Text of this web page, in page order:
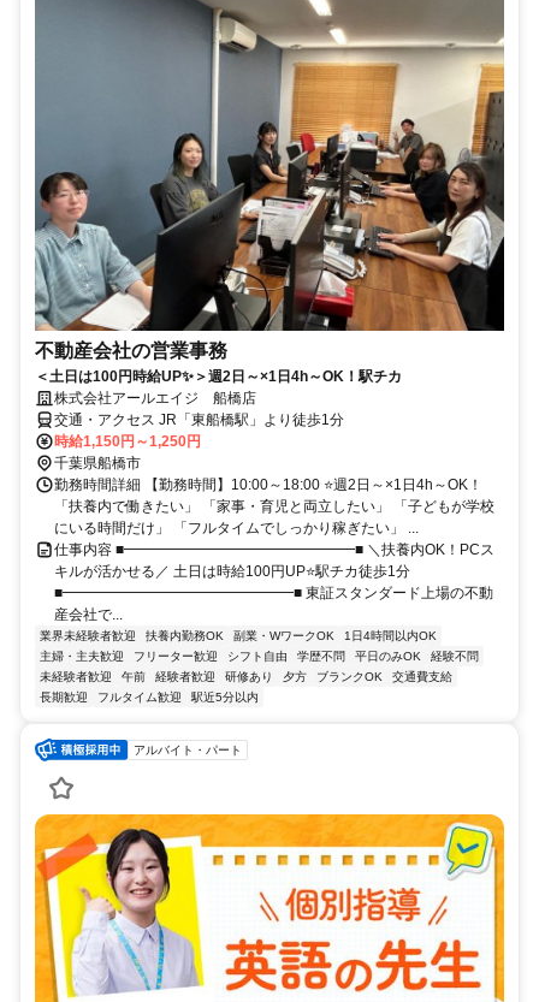
不動産会社の営業事務
＜土日は100円時給UP✨＞週2日～×1日4h～OK！駅チカ
株式会社アールエイジ 船橋店
交通・アクセス JR「東船橋駅」より徒歩1分
時給1,150円～1,250円
千葉県船橋市
勤務時間詳細 【勤務時間】10:00～18:00 ⭐週2日～×1日4h～OK！
「扶養内で働きたい」 「家事・育児と両立したい」 「子どもが学校
にいる時間だけ」 「フルタイムでしっかり稼ぎたい」 ...
仕事内容 ■━━━━━━━━━━━━━━━━■ ＼扶養内OK！PCス
キルが活かせる／ 土日は時給100円UP⭐駅チカ徒歩1分
■━━━━━━━━━━━━━━━━■ 東証スタンダード上場の不動
産会社で...
業界未経験者歓迎 扶養内勤務OK 副業・WワークOK
1日4時間以内OK
主婦・主夫歓迎
フリーター歓迎 シフト自由 学歴不問 平日のみOK
経験不問
未経験者歓迎
午前 経験者歓迎 研修あり 夕方 ブランクOK
交通費支給
長期歓迎
フルタイム歓迎 駅近5分以内
アルバイト・パート